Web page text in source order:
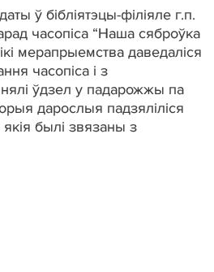
ў бібліятэцы-філіяле г.п.
часопіса “Наша сяброўка
мерапрыемства даведаліся
часопіса і з
ўдзел у падарожжы па
дарослыя падзяліліся
якія былі звязаны з